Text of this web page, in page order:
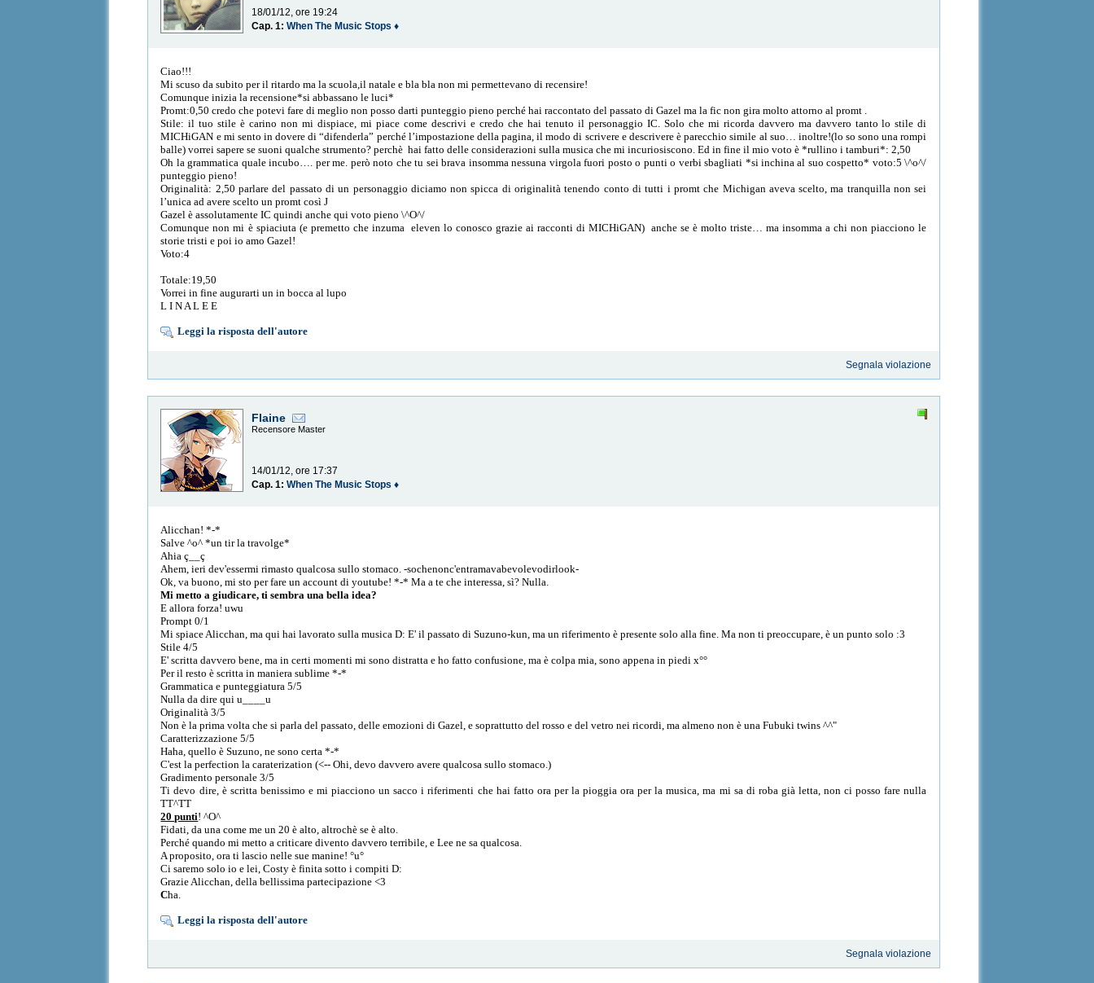
18/01/12, ore 19:24
Cap. 1:When The Music Stops ♦
Ciao!!!
Mi scuso da subito per il ritardo ma la scuola,il natale e bla bla non mi permettevano di recensire!
Comunque inizia la recensione*si abbassano le luci*
Promt:0,50 credo che potevi fare di meglio non posso darti punteggio pieno perché hai raccontato del passato di Gazel ma la fic non gira molto attorno al promt .
Stile: il tuo stile è carino non mi dispiace, mi piace come descrivi e credo che hai tenuto il personaggio IC. Solo che mi ricorda davvero ma davvero tanto lo stile di
MICHiGAN e mi sento in dovere di “difenderla” perché l’impostazione della pagina, il modo di scrivere e descrivere è parecchio simile al suo… inoltre!(lo so sono una rompi
balle) vorrei sapere se suoni qualche strumento? perchè hai fatto delle considerazioni sulla musica che mi incuriosiscono. Ed in fine il mio voto è *rullino i tamburi*: 2,50
Oh la grammatica quale incubo…. per me. però noto che tu sei brava insomma nessuna virgola fuori posto o punti o verbi sbagliati *si inchina al suo cospetto* voto:5 \^o^/
punteggio pieno!
Originalità: 2,50 parlare del passato di un personaggio diciamo non spicca di originalità tenendo conto di tutti i promt che Michigan aveva scelto, ma tranquilla non sei
l’unica ad avere scelto un promt così J
Gazel è assolutamente IC quindi anche qui voto pieno \^O^/
Comunque non mi è spiaciuta (e premetto che inzuma eleven lo conosco grazie ai racconti di MICHiGAN) anche se è molto triste… ma insomma a chi non piacciono le
storie tristi e poi io amo Gazel!
Voto:4
Totale:19,50
Vorrei in fine augurarti un in bocca al lupo
L I N A L E E
Leggi la risposta dell'autore
Segnala violazione
Flaine
Recensore Master
14/01/12, ore 17:37
Cap. 1:When The Music Stops ♦
Alicchan! *-*
Salve ^o^ *un tir la travolge*
Ahia ç__ç
Ahem, ieri dev'essermi rimasto qualcosa sullo stomaco. -sochenonc'entramavabevolevodirlook-
Ok, va buono, mi sto per fare un account di youtube! *-* Ma a te che interessa, sì? Nulla.
Mi metto a giudicare, ti sembra una bella idea?
E allora forza! uwu
Prompt 0/1
Mi spiace Alicchan, ma qui hai lavorato sulla musica D: E' il passato di Suzuno-kun, ma un riferimento è presente solo alla fine. Ma non ti preoccupare, è un punto solo :3
Stile 4/5
E' scritta davvero bene, ma in certi momenti mi sono distratta e ho fatto confusione, ma è colpa mia, sono appena in piedi x°°
Per il resto è scritta in maniera sublime *-*
Grammatica e punteggiatura 5/5
Nulla da dire qui u____u
Originalità 3/5
Non è la prima volta che si parla del passato, delle emozioni di Gazel, e soprattutto del rosso e del vetro nei ricordi, ma almeno non è una Fubuki twins ^^"
Caratterizzazione 5/5
Haha, quello è Suzuno, ne sono certa *-*
C'est la perfection la caraterization (<-- Ohi, devo davvero avere qualcosa sullo stomaco.)
Gradimento personale 3/5
Ti devo dire, è scritta benissimo e mi piacciono un sacco i riferimenti che hai fatto ora per la pioggia ora per la musica, ma mi sa di roba già letta, non ci posso fare nulla
TT^TT
20 punti! ^O^
Fidati, da una come me un 20 è alto, altrochè se è alto.
Perché quando mi metto a criticare divento davvero terribile, e Lee ne sa qualcosa.
A proposito, ora ti lascio nelle sue manine! °u°
Ci saremo solo io e lei, Costy è finita sotto i compiti D:
Grazie Alicchan, della bellissima partecipazione <3
Cha.
Leggi la risposta dell'autore
Segnala violazione